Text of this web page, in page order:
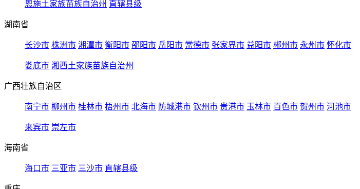
恩施土家族苗族自治州 直辖县级
湖南省
长沙市 株洲市 湘潭市 衡阳市 邵阳市 岳阳市 常德市 张家界市 益阳市 郴州市 永州市 怀化市
娄底市 湘西土家族苗族自治州
广西壮族自治区
南宁市 柳州市 桂林市 梧州市 北海市 防城港市 钦州市 贵港市 玉林市 百色市 贺州市 河池市
来宾市 崇左市
海南省
海口市 三亚市 三沙市 直辖县级